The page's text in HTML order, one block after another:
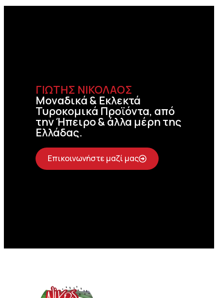
ΓΙΩΤΗΣ ΝΙΚΟΛΑΟΣ
Μοναδικά & Εκλεκτά
Τυροκομικά Προϊόντα, από
την Ήπειρο & άλλα μέρη της
Ελλάδας.
Επικοινωνήστε μαζί μας